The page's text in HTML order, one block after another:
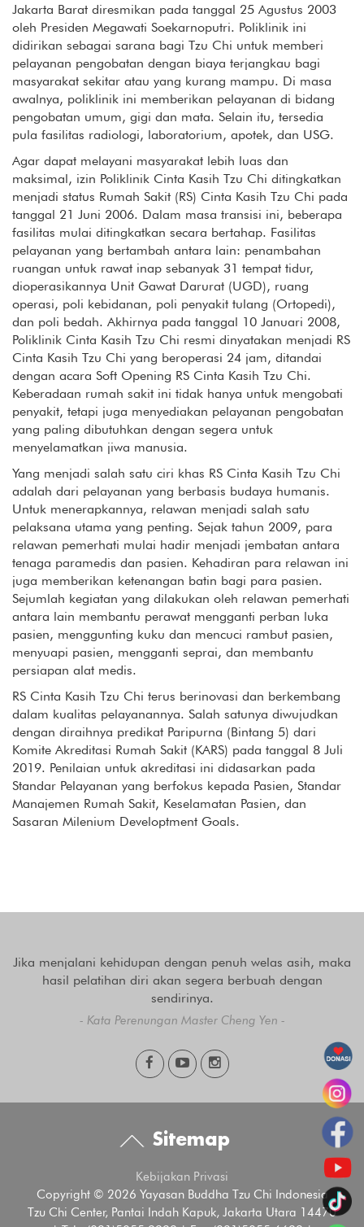
Jakarta Barat diresmikan pada tanggal 25 Agustus 2003
oleh Presiden Megawati Soekarnoputri. Poliklinik ini
didirikan sebagai sarana bagi Tzu Chi untuk memberi
pelayanan pengobatan dengan biaya terjangkau bagi
masyarakat sekitar atau yang kurang mampu. Di masa
awalnya, poliklinik ini memberikan pelayanan di bidang
pengobatan umum, gigi dan mata. Selain itu, tersedia
pula fasilitas radiologi, laboratorium, apotek, dan USG.
Agar dapat melayani masyarakat lebih luas dan
maksimal, izin Poliklinik Cinta Kasih Tzu Chi ditingkatkan
menjadi status Rumah Sakit (RS) Cinta Kasih Tzu Chi pada
tanggal 21 Juni 2006. Dalam masa transisi ini, beberapa
fasilitas mulai ditingkatkan secara bertahap. Fasilitas
pelayanan yang bertambah antara lain: penambahan
ruangan untuk rawat inap sebanyak 31 tempat tidur,
dioperasikannya Unit Gawat Darurat (UGD), ruang
operasi, poli kebidanan, poli penyakit tulang (Ortopedi),
dan poli bedah. Akhirnya pada tanggal 10 Januari 2008,
Poliklinik Cinta Kasih Tzu Chi resmi dinyatakan menjadi RS
Cinta Kasih Tzu Chi yang beroperasi 24 jam, ditandai
dengan acara Soft Opening RS Cinta Kasih Tzu Chi.
Keberadaan rumah sakit ini tidak hanya untuk mengobati
penyakit, tetapi juga menyediakan pelayanan pengobatan
yang paling dibutuhkan dengan segera untuk
menyelamatkan jiwa manusia.
Yang menjadi salah satu ciri khas RS Cinta Kasih Tzu Chi
adalah dari pelayanan yang berbasis budaya humanis.
Untuk menerapkannya, relawan menjadi salah satu
pelaksana utama yang penting. Sejak tahun 2009, para
relawan pemerhati mulai hadir menjadi jembatan antara
tenaga paramedis dan pasien. Kehadiran para relawan ini
juga memberikan ketenangan batin bagi para pasien.
Sejumlah kegiatan yang dilakukan oleh relawan pemerhati
antara lain membantu perawat mengganti perban luka
pasien, menggunting kuku dan mencuci rambut pasien,
menyuapi pasien, mengganti seprai, dan membantu
persiapan alat medis.
RS Cinta Kasih Tzu Chi terus berinovasi dan berkembang
dalam kualitas pelayanannya. Salah satunya diwujudkan
dengan diraihnya predikat Paripurna (Bintang 5) dari
Komite Akreditasi Rumah Sakit (KARS) pada tanggal 8 Juli
2019. Penilaian untuk akreditasi ini didasarkan pada
Standar Pelayanan yang berfokus kepada Pasien, Standar
Manajemen Rumah Sakit, Keselamatan Pasien, dan
Sasaran Milenium Developtment Goals.
Jika menjalani kehidupan dengan penuh welas asih, maka
hasil pelatihan diri akan segera berbuah dengan
sendirinya.
- Kata Perenungan Master Cheng Yen -
Sitemap
Kebijakan Privasi
Copyright © 2026 Yayasan Buddha Tzu Chi Indonesia
Tzu Chi Center, Pantai Indah Kapuk, Jakarta Utara 14470